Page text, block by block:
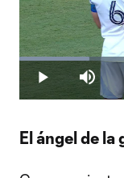
Play Mute
Loaded:
21.64%
El ángel de la